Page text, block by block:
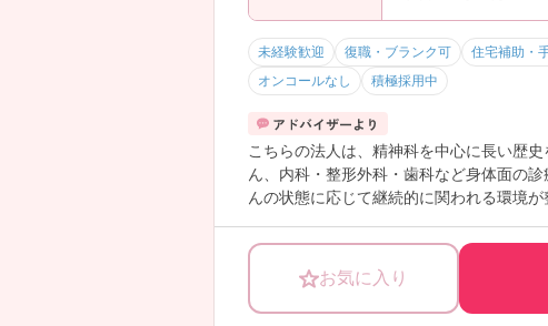
・多職種との連携を日常的に経験できます
―――――――――――――――
■ 法人全体で地域医療を支えています
―――――――――――――――
医療と介護を横断した関わりができる法人
・病院、在宅、介護サービスを法人内で展
・退院後の生活まで見据えた連携が可能
・地域住民の暮らしに寄り添う医療を大
未経験歓迎 復職・ブランク可 住宅補助・
オンコールなし
積極採用中
こちらの法人は、精神科を中心に長い歴
ん、内科・整形外科・歯科など身体面の
んの状態に応じて継続的に関われる環境
す。ご興味のある方には、面接対策ポイ
―――――――――――――――
■ しっかり休めて無理なく働ける♪
お気に入り